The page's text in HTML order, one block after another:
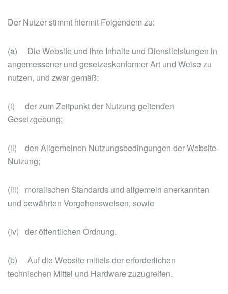
Der Nutzer stimmt hiermit Folgendem zu:
(a) Die Website und ihre Inhalte und Dienstleistungen in
angemessener und gesetzeskonformer Art und Weise zu
nutzen, und zwar gemäß:
(i) der zum Zeitpunkt der Nutzung geltenden
Gesetzgebung;
(ii) den Allgemeinen Nutzungsbedingungen der Website-
Nutzung;
(iii) moralischen Standards und allgemein anerkannten
und bewährten Vorgehensweisen, sowie
(iv) der öffentlichen Ordnung.
(b) Auf die Website mittels der erforderlichen
technischen Mittel und Hardware zuzugreifen.